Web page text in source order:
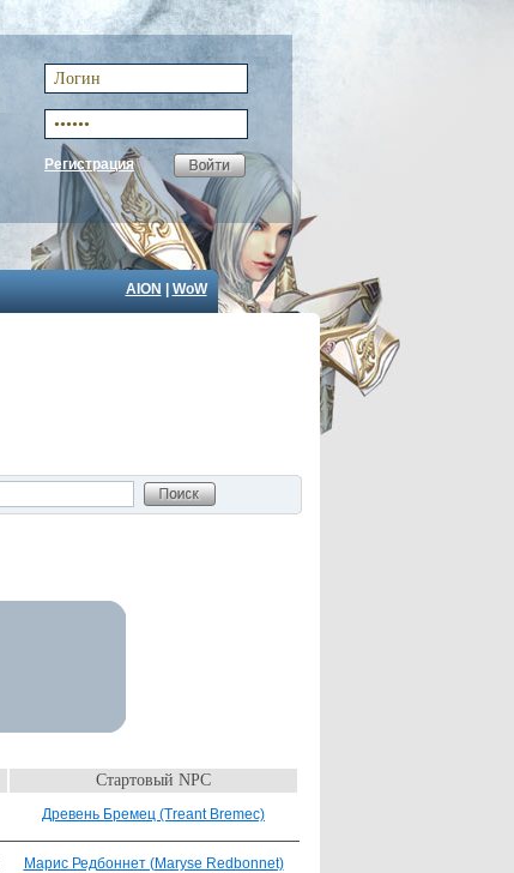
Регистрация
AION WoW
Стартовый NPC
Древень Бремец (Treant Bremec)
Марис Редбоннет (Maryse Redbonnet)